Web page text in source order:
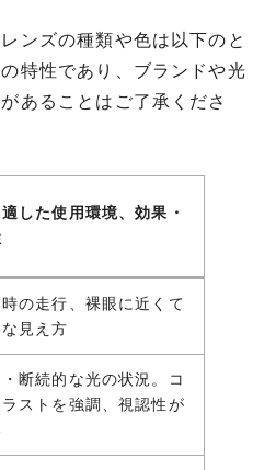
ンズの種類や色は以下のと
特性であり、ブランドや光
あることはご了承くださ
した使用環境、効果・
の走行、裸眼に近くて
見え方
断続的な光の状況。コ
ラストを強調、視認性が